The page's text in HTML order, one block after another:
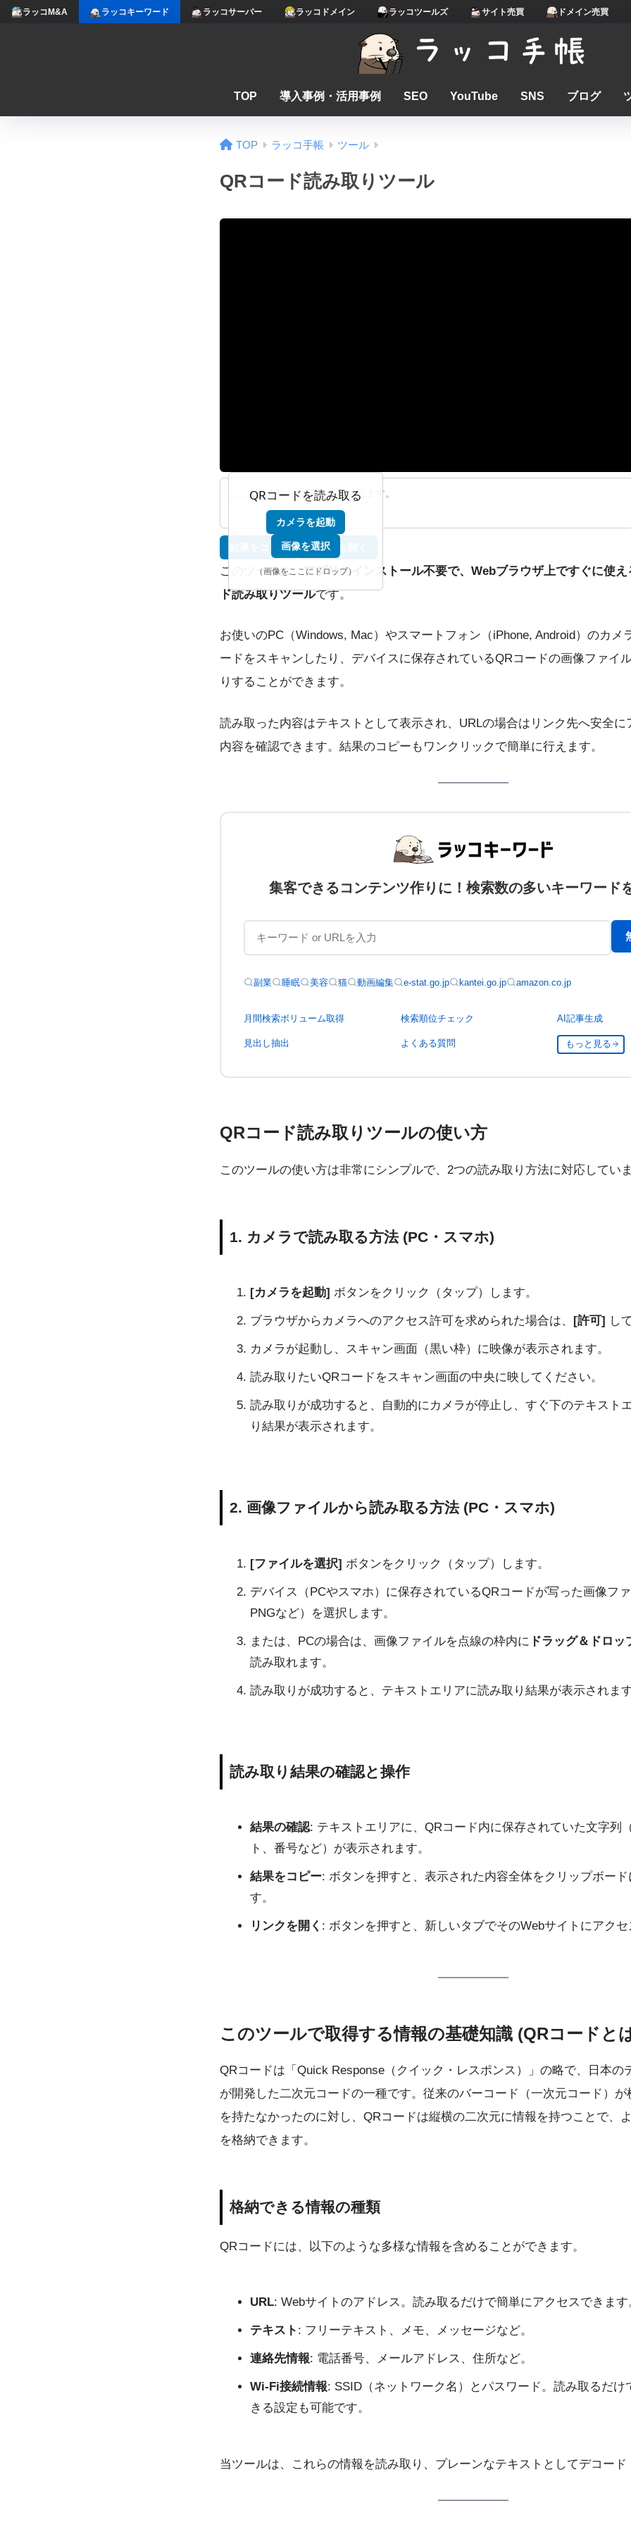
ラッコM&A ラッコキーワード ラッコサーバー ラッコドメイン ラッコツールズ サイト売買 ドメイン売買
TOP 導入事例・活用事例 SEO YouTube SNS ブログ
TOP ラッコ手帳 ツール
QRコード読み取りツール
QRコードを読み取る
カメラを起動
画像を選択
（画像をここにドロップ）
結果をコピー
リンクを開く
このツールは、 アプリのインストール不要で、Webブラウザ上ですぐに使
ド読み取りツールです。
お使いのPC（Windows, Mac）やスマートフォン（iPhone, Android）のカメ
ードをスキャンしたり、デバイスに保存されているQRコードの画像ファイ
りすることができます。
読み取った内容はテキストとして表示され、URLの場合はリンク先へ安全に
内容を確認できます。結果のコピーもワンクリックで簡単に行えます。
集客できるコンテンツ作りに！検索数の多いキーワード
副業 睡眠 美容 猫 動画編集 e-stat.go.jp kantei.go.jp amazon.co.jp
月間検索ボリューム取得 検索順位チェック AI記事生成
見出し抽出 よくある質問 もっと見る
QRコード読み取りツールの使い方
このツールの使い方は非常にシンプルで、2つの読み取り方法に対応してい
1. カメラで読み取る方法 (PC・スマホ)
[カメラを起動] ボタンをクリック（タップ）します。
ブラウザからカメラへのアクセス許可を求められた場合は、 [許可] し
カメラが起動し、スキャン画面（黒い枠）に映像が表示されます。
読み取りたいQRコードをスキャン画面の中央に映してください。
読み取りが成功すると、自動的にカメラが停止し、すぐ下のテキスト
り結果が表示されます。
2. 画像ファイルから読み取る方法 (PC・スマホ)
[ファイルを選択] ボタンをクリック（タップ）します。
デバイス（PCやスマホ）に保存されているQRコードが写った画像フ
PNGなど）を選択します。
または、PCの場合は、画像ファイルを点線の枠内に ドラッグ＆ドロッ
読み取れます。
読み取りが成功すると、テキストエリアに読み取り結果が表示されま
読み取り結果の確認と操作
結果の確認: テキストエリアに、QRコード内に保存されていた文字列
ト、番号など）が表示されます。
結果をコピー: ボタンを押すと、表示された内容全体をクリップボー
す。
リンクを開く : ボタンを押すと、新しいタブでそのWebサイトにアク
このツールで取得する情報の基礎知識 (QRコードと
QRコードは「Quick Response（クイック・レスポンス）」の略で、日本の
が開発した二次元コードの一種です。従来のバーコード（一次元コード）
を持たなかったのに対し、QRコードは縦横の二次元に情報を持つことで、
を格納できます。
格納できる情報の種類
QRコードには、以下のような多様な情報を含めることができます。
URL: Webサイトのアドレス。読み取るだけで簡単にアクセスできます
テキスト : フリーテキスト、メモ、メッセージなど。
連絡先情報: 電話番号、メールアドレス、住所など。
Wi-Fi接続情報: SSID（ネットワーク名）とパスワード。読み取るだけ
きる設定も可能です。
当ツールは、これらの情報を読み取り、プレーンなテキストとしてデコー